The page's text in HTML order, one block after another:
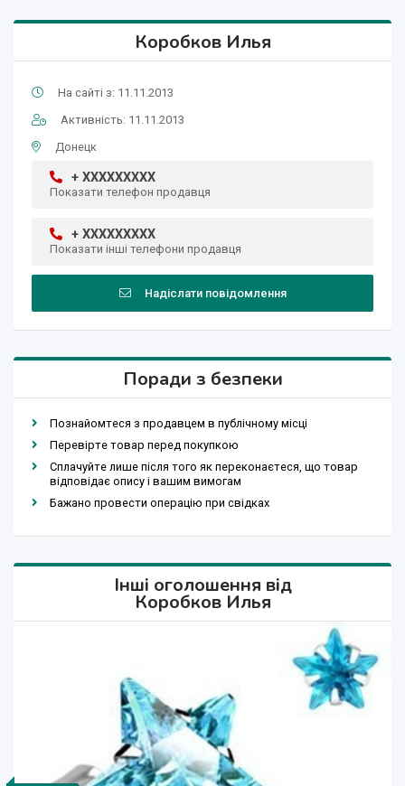
Коробков Илья
На сайті з: 11.11.2013
Активність: 11.11.2013
Донецк
+ XXXXXXXXX
Показати телефон продавця
+ XXXXXXXXX
Показати інші телефони продавця
Надіслати повідомлення
Поради з безпеки
Познайомтеся з продавцем в публічному місці
Перевірте товар перед покупкою
Сплачуйте лише після того як переконаєтеся, що товар
відповідає опису і вашим вимогам
Бажано провести операцію при свідках
Інші оголошення від
Коробков Илья